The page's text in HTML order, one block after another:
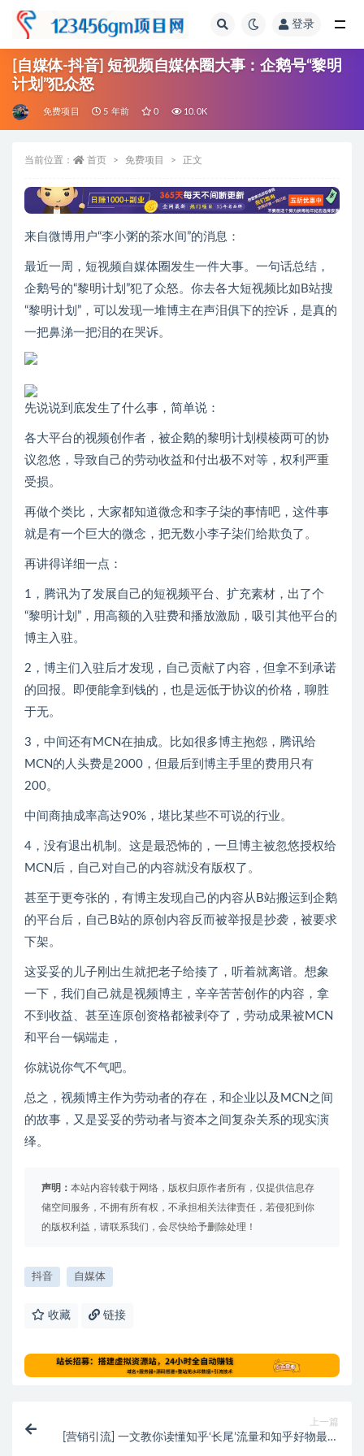
登录
[自媒体-抖音] 短视频自媒体圈大事：企鹅号“黎明
计划”犯众怒
免费项目 5 年前 0 10.0K
当前位置： 首页 免费项目 正文
来自微博用户“李小粥的茶水间”的消息：
最近一周，短视频自媒体圈发生一件大事。一句话总结，
企鹅号的“黎明计划”犯了众怒。你去各大短视频比如B站搜
“黎明计划”，可以发现一堆博主在声泪俱下的控诉，是真的
一把鼻涕一把泪的在哭诉。
先说说到底发生了什么事，简单说：
各大平台的视频创作者，被企鹅的黎明计划模棱两可的协
议忽悠，导致自己的劳动收益和付出极不对等，权利严重
受损。
再做个类比，大家都知道微念和李子柒的事情吧，这件事
就是有一个巨大的微念，把无数小李子柒们给欺负了。
再讲得详细一点：
1，腾讯为了发展自己的短视频平台、扩充素材，出了个
“黎明计划”，用高额的入驻费和播放激励，吸引其他平台的
博主入驻。
2，博主们入驻后才发现，自己贡献了内容，但拿不到承诺
的回报。即便能拿到钱的，也是远低于协议的价格，聊胜
于无。
3，中间还有MCN在抽成。比如很多博主抱怨，腾讯给
MCN的人头费是2000，但最后到博主手里的费用只有
200。
中间商抽成率高达90%，堪比某些不可说的行业。
4，没有退出机制。这是最恐怖的，一旦博主被忽悠授权给
MCN后，自己对自己的内容就没有版权了。
甚至于更夸张的，有博主发现自己的内容从B站搬运到企鹅
的平台后，自己B站的原创内容反而被举报是抄袭，被要求
下架。
这妥妥的儿子刚出生就把老子给揍了，听着就离谱。想象
一下，我们自己就是视频博主，辛辛苦苦创作的内容，拿
不到收益、甚至连原创资格都被剥夺了，劳动成果被MCN
和平台一锅端走，
你就说你气不气吧。
总之，视频博主作为劳动者的存在，和企业以及MCN之间
的故事，又是妥妥的劳动者与资本之间复杂关系的现实演
绎。
声明： 本站内容转载于网络，版权归原作者所有，仅提供信息存
储空间服务，不拥有所有权，不承担相关法律责任，若侵犯到你
的版权利益，请联系我们，会尽快给予删除处理！
抖音 自媒体
收藏 链接
上一篇
[营销引流] 一文教你读懂知乎‘长尾’流量和知乎好物最新